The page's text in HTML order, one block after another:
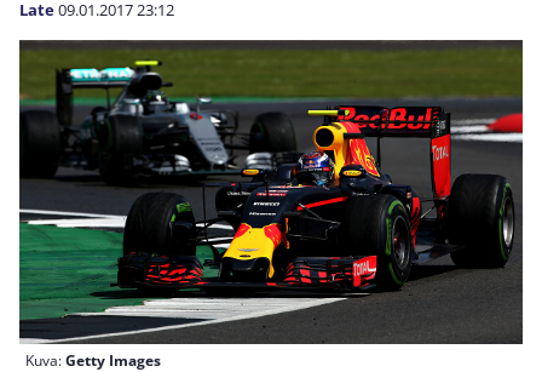
Late09.01.201723:12
Kuva:Getty Images